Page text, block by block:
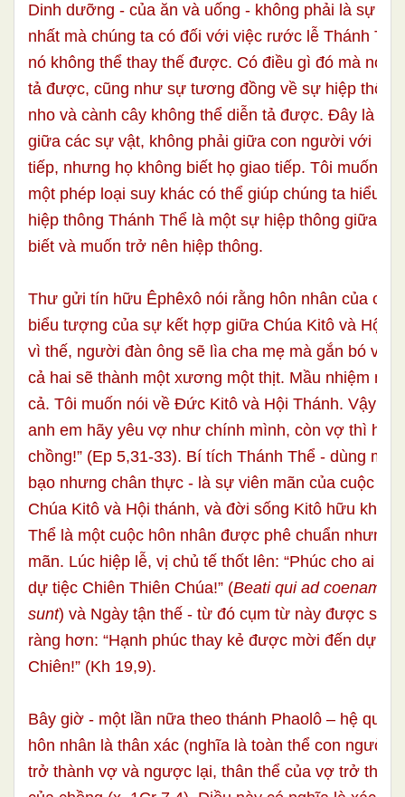
Dinh dưỡng - của ăn và uống - không phải là sự
nhất mà chúng ta có đối với việc rước lễ Thánh
nó không thể thay thế được. Có điều gì đó mà nó
tả được, cũng như sự tương đồng về sự hiệp
nho và cành cây không thể diễn tả được. Đây là sự
giữa các sự vật, không phải giữa con người với
tiếp, nhưng họ không biết họ giao tiếp. Tôi muốn
một phép loại suy khác có thể giúp chúng ta hiểu
hiệp thông Thánh Thể là một sự hiệp thông giữa
biết và muốn trở nên hiệp thông.
Thư gửi tín hữu Êphêxô nói rằng hôn nhân của
biểu tượng của sự kết hợp giữa Chúa Kitô và Hội
vì thế, người đàn ông sẽ lìa cha mẹ mà gắn bó với
cả hai sẽ thành một xương một thịt. Mầu nhiệm này
cả. Tôi muốn nói về Đức Kitô và Hội Thánh. Vậy
anh em hãy yêu vợ như chính mình, còn vợ thì hãy
chồng!” (Ep 5,31-33). Bí tích Thánh Thể - dùng một
bạo nhưng chân thực - là sự viên mãn của cuộc
Chúa Kitô và Hội thánh, và đời sống Kitô hữu
Thể là một cuộc hôn nhân được phê chuẩn nhưng
mãn. Lúc hiệp lễ, vị chủ tế thốt lên: “Phúc cho ai
dự tiệc Chiên Thiên Chúa!” (Beati qui ad coenam
sunt) và Ngày tận thế - từ đó cụm từ này được sử
ràng hơn: “Hạnh phúc thay kẻ được mời đến dự
Chiên!” (Kh 19,9).
Bây giờ - một lần nữa theo thánh Phaolô – hệ quả
hôn nhân là thân xác (nghĩa là toàn thể con người)
trở thành vợ và ngược lại, thân thể của vợ trở